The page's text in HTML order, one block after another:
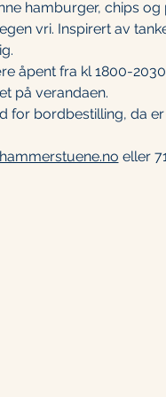
hamburger, chips
vri. Inspirert av
åpent fra kl 1800-
på verandaen.
for bordbestilling, da
eller